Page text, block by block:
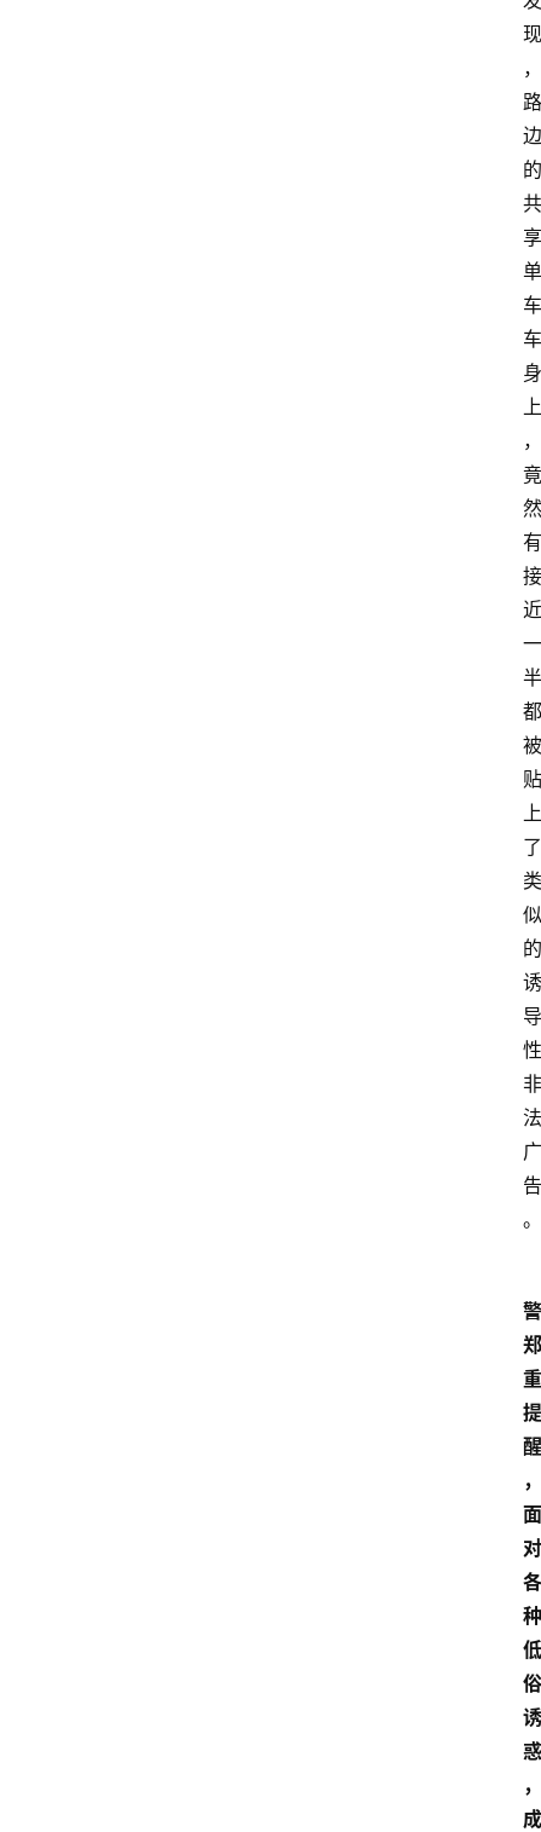
现
，
路
边
的
共
享
单
车
车
身
上
，
竟
然
有
接
近
一
半
都
被
贴
上
了
类
似
的
诱
导
性
非
法
广
告
。
警
郑
重
提
醒
，
面
对
各
种
低
俗
诱
惑
，
成